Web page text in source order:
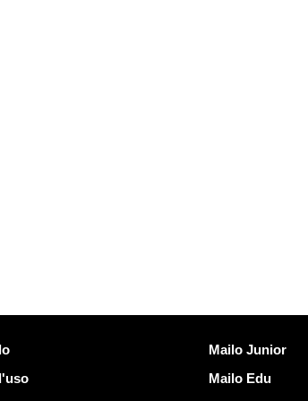
Scoprire Mailo
Mailo Junior
Mailo Edu